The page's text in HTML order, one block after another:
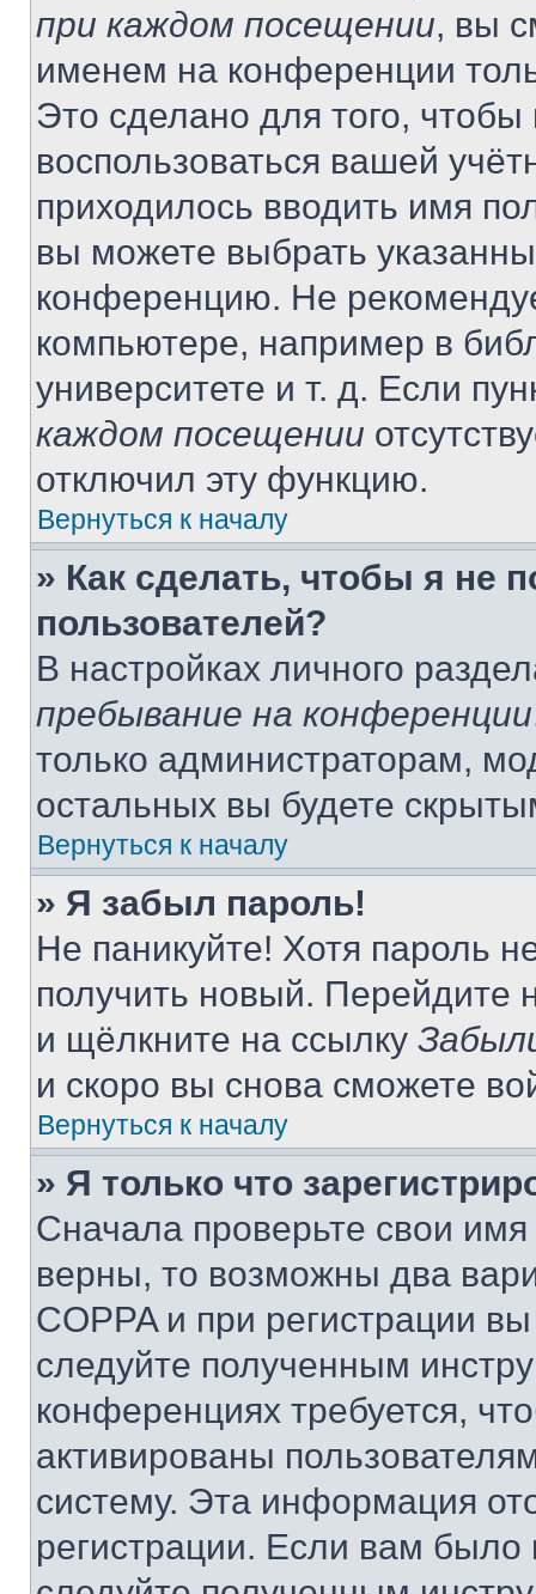
при каждом посещении, вы
именем на конференции
Это сделано для того, чтобы
воспользоваться вашей
приходилось вводить имя
вы можете выбрать
конференцию. Не
компьютере, например в
университете и т. д. Если
каждом посещении
отключил эту функцию.
Вернуться к началу
» Как сделать, чтобы я не
пользователей?
В настройках личного
пребывание на конференции
только администраторам,
остальных вы будете
Вернуться к началу
» Я забыл пароль!
Не паникуйте! Хотя пароль
получить новый. Перейдите
и щёлкните на ссылку
и скоро вы снова сможете
Вернуться к началу
» Я только что
Сначала проверьте свои
верны, то возможны два
COPPA и при регистрации
следуйте полученным
конференциях требуется,
активированы
систему. Эта информация
регистрации. Если вам